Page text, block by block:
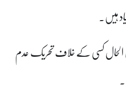
ہیں۔
فی الحال کسی کے خلاف تحریک عدم